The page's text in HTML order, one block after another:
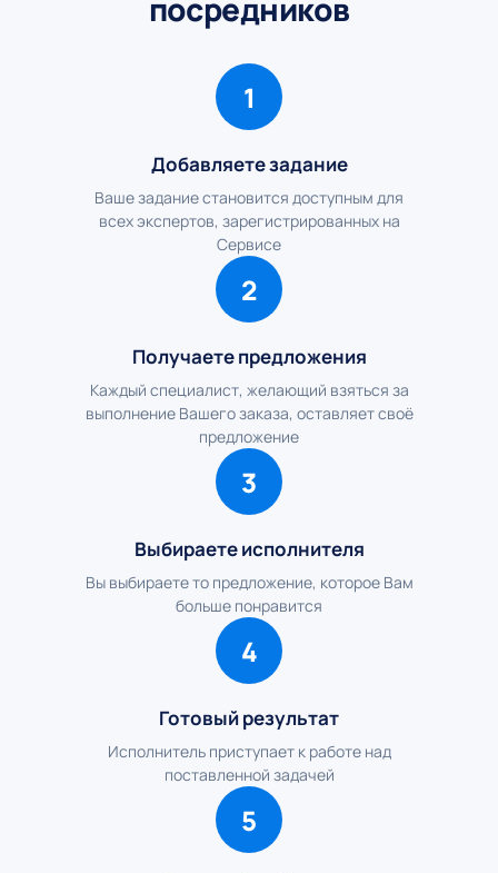
посредников
1
Добавляете задание
Ваше задание становится доступным для
всех экспертов, зарегистрированных на
Сервисе
2
Получаете предложения
Каждый специалист, желающий взяться за
выполнение Вашего заказа, оставляет своё
предложение
3
Выбираете исполнителя
Вы выбираете то предложение, которое Вам
больше понравится
4
Готовый результат
Исполнитель приступает к работе над
поставленной задачей
5